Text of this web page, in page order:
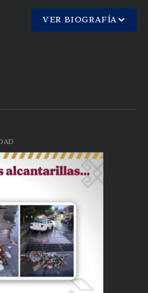
VER BIOGRAFÍA